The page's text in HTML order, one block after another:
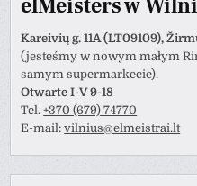
elMeisters w
Kareivių g. 11A (LT09109),
(jesteśmy w nowym małym
samym supermarkecie).
Otwarte I-V 9-18
Tel.+370 (679) 74770
E-mail:vilnius@elmeistrai.lt